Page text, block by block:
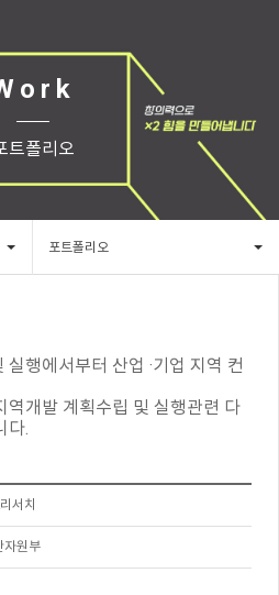
트폴리오
포트폴리오
행에서부터 산업 ·기업 지역 컨
역개발 계획수립 및 실행관련 다
다.
서치
자원부